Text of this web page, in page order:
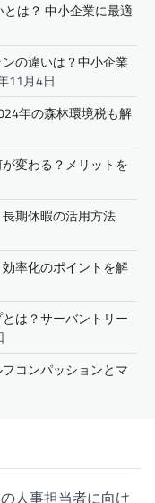
は？ 中小企業に最適
の違いは？中小企業
11月4日
年の森林環境税も解
変わる？メリットを
期休暇の活用方法
率化のポイントを解
は？サーバントリー
コンパッションとマ
人事担当者に向け